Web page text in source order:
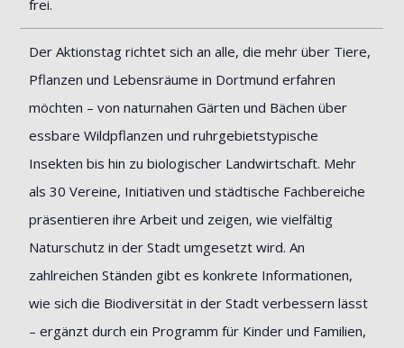
frei.
Der Aktionstag richtet sich an alle, die mehr über Tiere,
Pflanzen und Lebensräume in Dortmund erfahren
möchten – von naturnahen Gärten und Bächen über
essbare Wildpflanzen und ruhrgebietstypische
Insekten bis hin zu biologischer Landwirtschaft. Mehr
als 30 Vereine, Initiativen und städtische Fachbereiche
präsentieren ihre Arbeit und zeigen, wie vielfältig
Naturschutz in der Stadt umgesetzt wird. An
zahlreichen Ständen gibt es konkrete Informationen,
wie sich die Biodiversität in der Stadt verbessern lässt
– ergänzt durch ein Programm für Kinder und Familien,